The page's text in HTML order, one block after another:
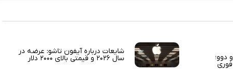
دوو؛
فوری
شایعات درباره آیفون تاشو: عرضه در
سال ۲۰۲۶ و قیمتی بالای ۲۰۰۰ دلار